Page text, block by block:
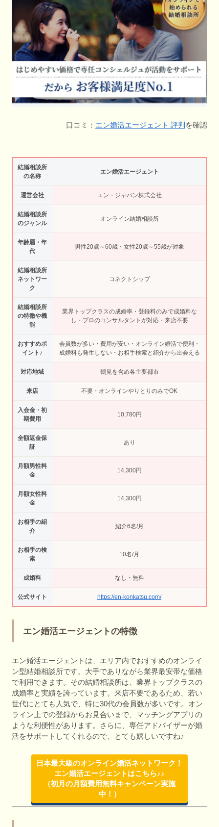
口コミ： エン婚活エージェント 評判 を確認
結婚相談所
の名称
エン婚活エージェント
運営会社 エン・ジャパン株式会社
結婚相談所
のジャンル
オンライン結婚相談所
年齢層・年
代
男性20歳～60歳・女性20歳～55歳が対象
結婚相談所
ネットワー
ク
コネクトシップ
結婚相談所
の特徴や機
能
業界トップクラスの成婚率・登録料のみで成婚料な
し・プロのコンサルタントが対応・来店不要
おすすめポ
イント♪
会員数が多い・費用が安い・オンライン婚活で便利・
成婚料も発生しない・お相手検索と紹介から出会える
対応地域 鶴見を含め各主要都市
来店 不要・オンラインやりとりのみでOK
入会金・初
期費用
10,780円
全額返金保
証
あり
月額男性料
金
14,300円
月額女性料
金
14,300円
お相手の紹
介
紹介6名/月
お相手の検
索
10名/月
成婚料 なし・無料
公式サイト https://en-konkatsu.com/
エン婚活エージェントの特徴
エン婚活エージェントは、エリア内でおすすめのオンライ
ン型結婚相談所です。大手でありながら業界最安帯な価格
で利用できます。その結婚相談所は、業界トップクラスの
成婚率と実績を誇っています。来店不要であるため、若い
世代にとても人気で、特に30代の会員数が多いです。オン
ライン上での登録からお見合いまで、マッチングアプリの
ような利便性があります。さらに、専任アドバイザーが婚
活をサポートしてくれるので、とても嬉しいですね♪
日本最大級のオンライン婚活ネットワーク！
エン婚活エージェントはこちら♪♪
（初月の月額費用無料キャンペーン実施
中！）